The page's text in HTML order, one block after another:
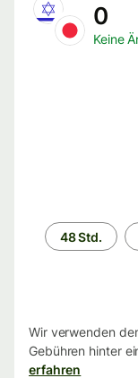
0
Keine
Zeitraum
48 Std.
Wir verwenden
Gebühren hinter
erfahren